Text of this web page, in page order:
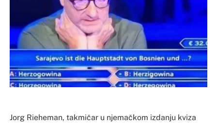
Jorg Rieheman, takmičar u njemačkom izdanju kviza